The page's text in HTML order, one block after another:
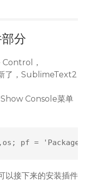
分
Control，
了，SublimeText2
Console菜单
pf = 'Package
以接下来的安装插件